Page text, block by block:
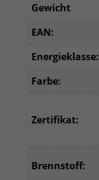
Gewicht
EAN:
Energieklasse:
Farbe:
Zertifikat:
Brennstoff: